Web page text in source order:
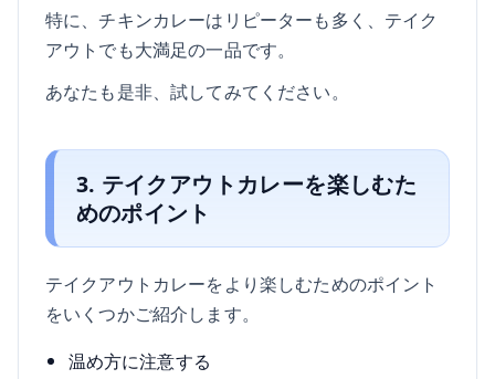
特に、チキンカレーはリピーターも多く、テイク
アウトでも大満足の一品です。
あなたも是非、試してみてください。
3. テイクアウトカレーを楽しむた
めのポイント
テイクアウトカレーをより楽しむためのポイント
をいくつかご紹介します。
温め方に注意する